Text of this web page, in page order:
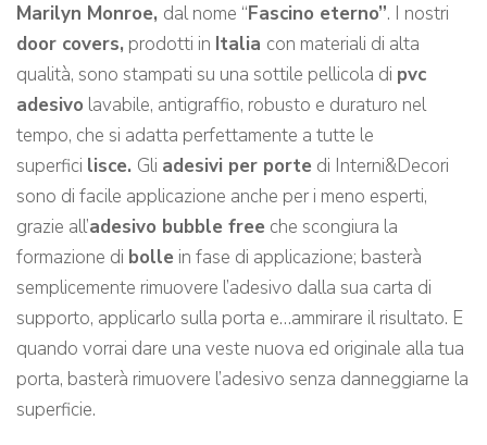
Marilyn Monroe, dal nome “Fascino eterno”. I nostri
door covers, prodotti in Italia con materiali di alta
qualità, sono stampati su una sottile pellicola di pvc
adesivo lavabile, antigraffio, robusto e duraturo nel
tempo, che si adatta perfettamente a tutte le
superfici lisce. Gli adesivi per porte di Interni&Decori
sono di facile applicazione anche per i meno esperti,
grazie all’adesivo bubble free che scongiura la
formazione di bolle in fase di applicazione; basterà
semplicemente rimuovere l’adesivo dalla sua carta di
supporto, applicarlo sulla porta e…ammirare il risultato. E
quando vorrai dare una veste nuova ed originale alla tua
porta, basterà rimuovere l’adesivo senza danneggiarne la
superficie.